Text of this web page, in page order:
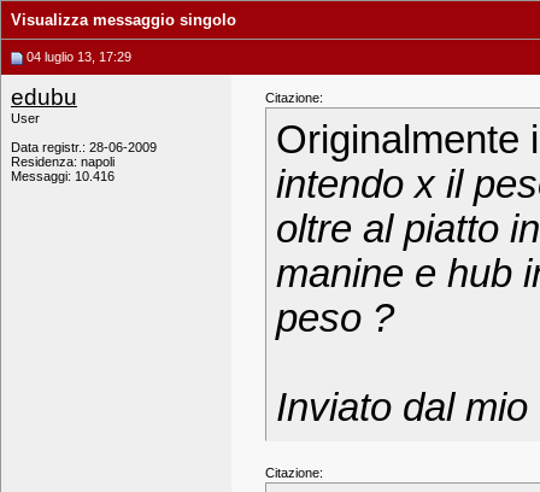
Visualizza messaggio singolo
04 luglio 13, 17:29
edubu
User
Data registr.: 28-06-2009
Residenza: napoli
Messaggi: 10.416
Citazione:
Originalmente
intendo x il
oltre al piatto
manine e hub
peso ?
Inviato dal mio
Citazione: